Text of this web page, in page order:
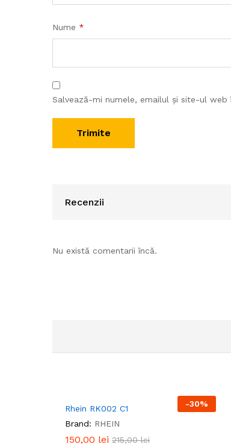
Nume *
Salvează-mi numele, emailul și site-ul
Recenzii
Nu există comentarii încă.
-30%
Rhein RK002 C1
Brand: RHEIN
150,00 lei 215,00lei
150,00 lei 215,00lei